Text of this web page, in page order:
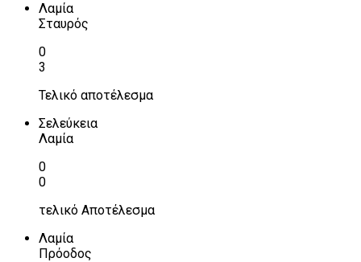
Λαμία
Σταυρός
0
3
Τελικό αποτέλεσμα
Σελεύκεια
Λαμία
0
0
τελικό Αποτέλεσμα
Λαμία
Πρόοδος